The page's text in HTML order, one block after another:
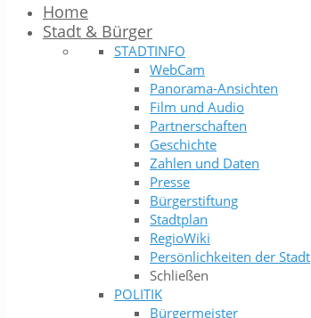
Home
Stadt & Bürger
STADTINFO
WebCam
Panorama-Ansichten
Film und Audio
Partnerschaften
Geschichte
Zahlen und Daten
Presse
Bürgerstiftung
Stadtplan
RegioWiki
Persönlichkeiten der Stadt
Schließen
POLITIK
Bürgermeister